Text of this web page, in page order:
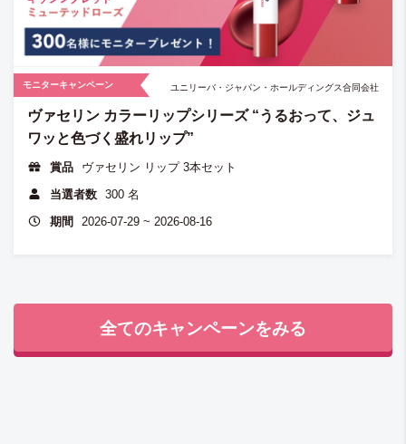
モニターキャンペーン ユニリーバ・ジャパン・ホールディングス合同会社
ヴァセリン カラーリップシリーズ “うるおって、ジュ
ワッと色づく盛れリップ”
賞品 ヴァセリン リップ 3本セット
当選者数 300 名
期間 2026-07-29 ~ 2026-08-16
全てのキャンペーンをみる